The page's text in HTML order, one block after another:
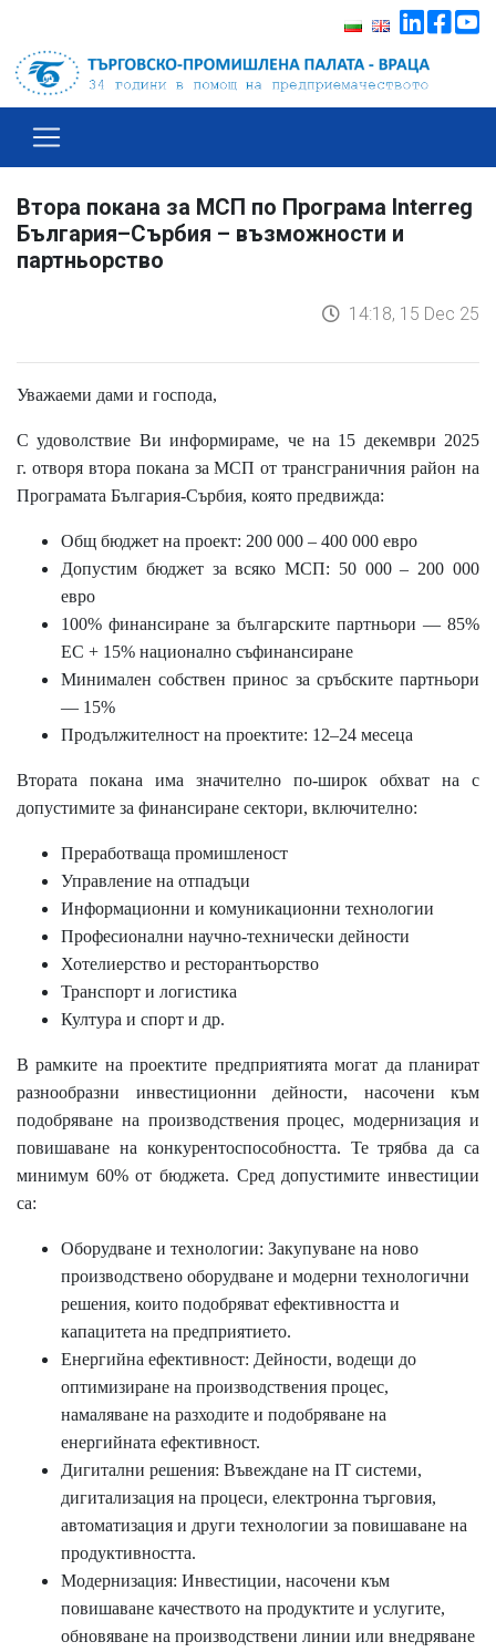
Втора покана за МСП по Програма Interreg
България–Сърбия – възможности и
партньорство
14:18, 15 Dec 25
Уважаеми дами и господа,
С удоволствие Ви информираме, че на 15 декември 2025
г. отворя втора покана за МСП от трансграничния район на
Програмата България-Сърбия, която предвижда:
Общ бюджет на проект: 200 000 – 400 000 евро
Допустим бюджет за всяко МСП: 50 000 – 200 000
евро
100% финансиране за българските партньори — 85%
ЕС + 15% национално съфинансиране
Минимален собствен принос за сръбските партньори
— 15%
Продължителност на проектите: 12–24 месеца
Втората покана има значително по-широк обхват на с
допустимите за финансиране сектори, включително:
Преработваща промишленост
Управление на отпадъци
Информационни и комуникационни технологии
Професионални научно-технически дейности
Хотелиерство и ресторантьорство
Транспорт и логистика
Култура и спорт и др.
В рамките на проектите предприятията могат да планират
разнообразни инвестиционни дейности, насочени към
подобряване на производствения процес, модернизация и
повишаване на конкурентоспособността. Те трябва да са
минимум 60% от бюджета. Сред допустимите инвестиции
са:
Оборудване и технологии: Закупуване на ново
производствено оборудване и модерни технологични
решения, които подобряват ефективността и
капацитета на предприятието.
Енергийна ефективност: Дейности, водещи до
оптимизиране на производствения процес,
намаляване на разходите и подобряване на
енергийната ефективност.
Дигитални решения: Въвеждане на IT системи,
дигитализация на процеси, електронна търговия,
автоматизация и други технологии за повишаване на
продуктивността.
Модернизация: Инвестиции, насочени към
повишаване качеството на продуктите и услугите,
обновяване на производствени линии или внедряване